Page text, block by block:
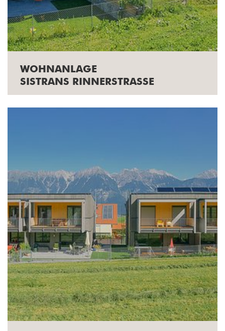
WOHNANLAGE
SISTRANS RINNERSTRASSE